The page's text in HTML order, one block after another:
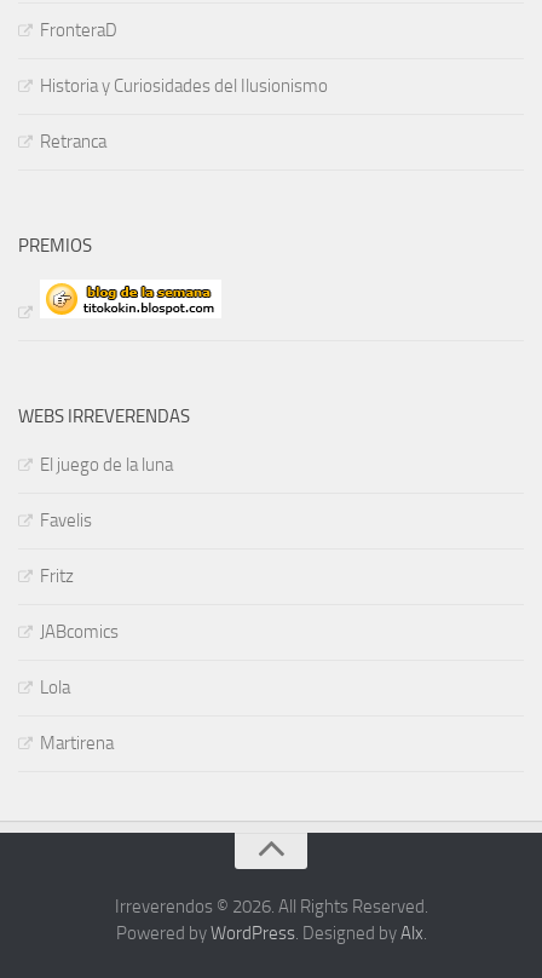
FronteraD
Historia y Curiosidades del Ilusionismo
Retranca
PREMIOS
WEBS IRREVERENDAS
El juego de la luna
Favelis
Fritz
JABcomics
Lola
Martirena
Irreverendos © 2026. All Rights Reserved.
Powered byWordPress. Designed byAlx.